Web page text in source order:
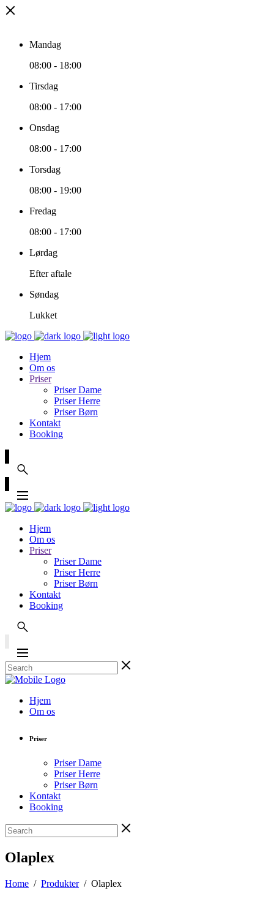
Mandag
08:00 - 18:00
Tirsdag
08:00 - 17:00
Onsdag
08:00 - 17:00
Torsdag
08:00 - 19:00
Fredag
08:00 - 17:00
Lørdag
Efter aftale
Søndag
Lukket
Hjem
Om os
Priser
Priser Dame
Priser Herre
Priser Børn
Kontakt
Booking
Hjem
Om os
Priser
Priser Dame
Priser Herre
Priser Børn
Kontakt
Booking
Hjem
Om os
Priser
Priser Dame
Priser Herre
Priser Børn
Kontakt
Booking
Olaplex
Home / Produkter/ Olaplex